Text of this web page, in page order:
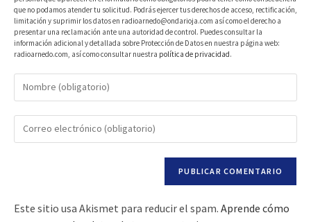
que no podamos atender tu solicitud. Podrás ejercer tus derechos de acceso, rectificación,
limitación y suprimir los datos en radioarnedo@ondarioja.com así como el derecho a
presentar una reclamación ante una autoridad de control. Puedes consultar la
información adicional y detallada sobre Protección de Datos en nuestra página web:
radioarnedo.com, así como consultar nuestra política de privacidad.
Este sitio usa Akismet para reducir el spam. Aprende cómo